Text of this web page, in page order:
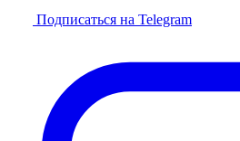
Подписаться на Telegram